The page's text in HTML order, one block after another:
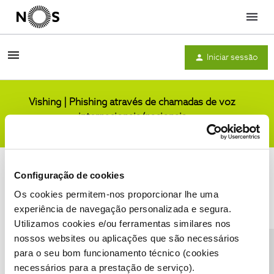
Configuração de cookies
Os cookies permitem-nos proporcionar lhe uma
experiência de navegação personalizada e segura.
Utilizamos cookies e/ou ferramentas similares nos
nossos websites ou aplicações que são necessários
para o seu bom funcionamento técnico (cookies
necessários para a prestação de serviço).
Menu
Iniciar sessão
Vishing | Phishing através de chamadas de voz
internacionais/nacionais
Condições do Fórum NOS Accessibility statement